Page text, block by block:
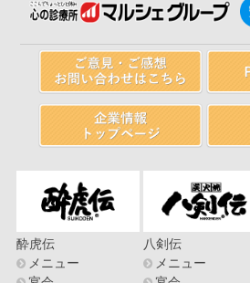
酔虎伝
メニュー
八剣伝
メニュー